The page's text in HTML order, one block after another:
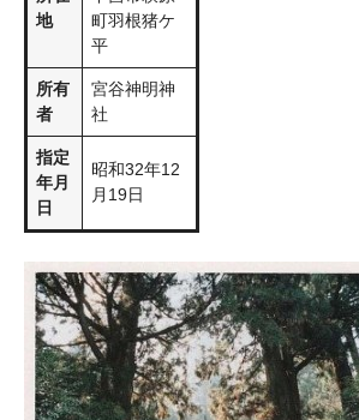
地
町羽根猪ケ
平
所有
者
宮谷神明神
社
指定
年月
日
昭和32年12
月19日